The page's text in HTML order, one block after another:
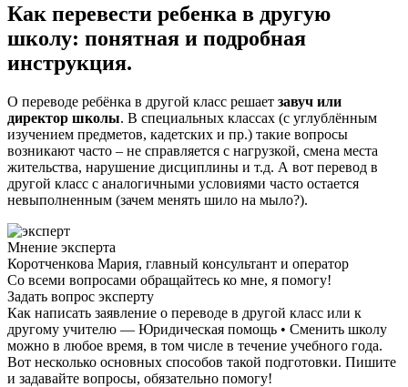
Как перевести ребенка в другую
школу: понятная и подробная
инструкция.
О переводе ребёнка в другой класс решает завуч или
директор школы. В специальных классах (с углублённым
изучением предметов, кадетских и пр.) такие вопросы
возникают часто – не справляется с нагрузкой, смена места
жительства, нарушение дисциплины и т.д. А вот перевод в
другой класс с аналогичными условиями часто остается
невыполненным (зачем менять шило на мыло?).
Мнение эксперта
Коротченкова Мария, главный консультант и оператор
Со всеми вопросами обращайтесь ко мне, я помогу!
Задать вопрос эксперту
Как написать заявление о переводе в другой класс или к
другому учителю — Юридическая помощь • Сменить школу
можно в любое время, в том числе в течение учебного года.
Вот несколько основных способов такой подготовки. Пишите
и задавайте вопросы, обязательно помогу!